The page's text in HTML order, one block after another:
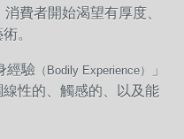
消費者開始渴望有厚度、
。
經驗 （Bodily Experience）
」
性的、觸感的、以及能